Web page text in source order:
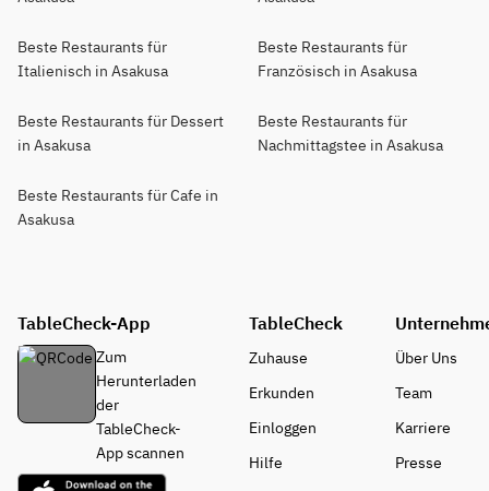
Beste Restaurants für
Italienisch in Asakusa
Beste Restaurants für
Französisch in Asakusa
Beste Restaurants für Dessert
in Asakusa
Beste Restaurants für
Nachmittagstee in Asakusa
Beste Restaurants für Cafe in
Asakusa
TableCheck-App
Zum
Herunterladen
der
TableCheck-
App scannen
TableCheck
Zuhause
Erkunden
Einloggen
Hilfe
Über Uns
Team
Karriere
Presse